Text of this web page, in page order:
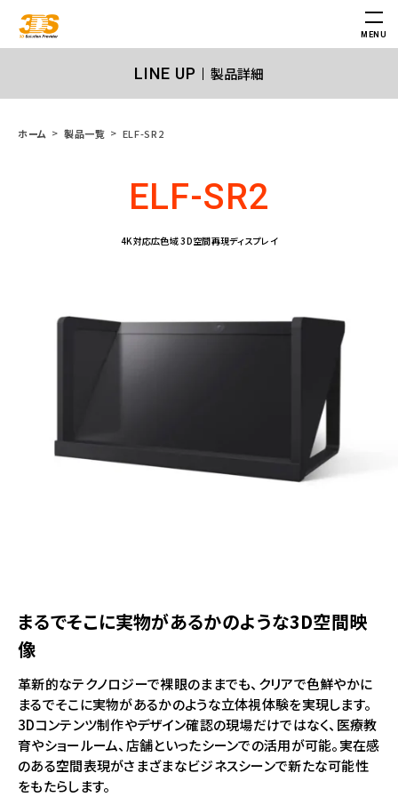
MENU
LINE UP 製品詳細
ホーム 製品一覧 ELF-SR2
ELF-SR2
4K対応広色域 3D空間再現ディスプレイ
まるでそこに実物があるかのような3D空間映
像
革新的なテクノロジーで裸眼のままでも、クリアで色鮮やかに
まるでそこに実物があるかのような立体視体験を実現します。
3Dコンテンツ制作やデザイン確認の現場だけではなく、医療教
育やショールーム、店舗といったシーンでの活用が可能。実在感
のある空間表現がさまざまなビジネスシーンで新たな可能性
をもたらします。